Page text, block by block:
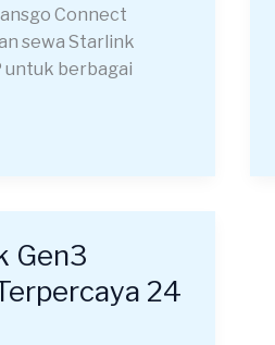
Connect
sewa Starlink
untuk berbagai
Gen3
24